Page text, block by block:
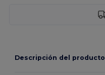
Descripción del producto